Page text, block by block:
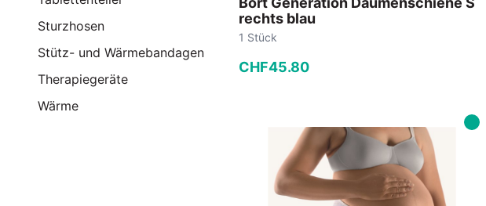
Sturzhosen
Stütz- und Wärmebandagen
Therapiegeräte
Wärme
rechts blau
1 Stück
CHF45.80
In den Warenkorb